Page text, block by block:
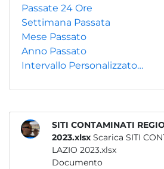
Passate 24 Ore
Settimana Passata
Mese Passato
Anno Passato
Intervallo Personalizzato…
SITI CONTAMINATI
2023.xlsx Scarica SITI
LAZIO 2023.xlsx
Documento